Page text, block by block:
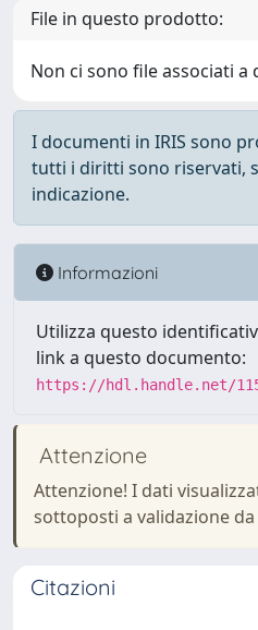
File in questo prodotto:
Non ci sono file associati
I documenti in IRIS sono
tutti i diritti sono riservati,
indicazione.
Informazioni
Utilizza questo
link a questo documento:
https://hdl.handle.net/
Attenzione
Attenzione! I dati
sottoposti a validazione
Citazioni